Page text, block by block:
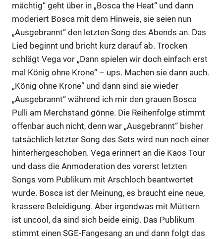
mächtig“ geht über in „Bosca the Heat“ und dann
moderiert Bosca mit dem Hinweis, sie seien nun
„Ausgebrannt“ den letzten Song des Abends an. Das
Lied beginnt und bricht kurz darauf ab. Trocken
schlägt Vega vor „Dann spielen wir doch einfach erst
mal König ohne Krone“ – ups. Machen sie dann auch.
„König ohne Krone“ und dann sind sie wieder
„Ausgebrannt“ während ich mir den grauen Bosca
Pulli am Merchstand gönne. Die Reihenfolge stimmt
offenbar auch nicht, denn war „Ausgebrannt“ bisher
tatsächlich letzter Song des Sets wird nun noch einer
hinterhergeschoben. Vega erinnert an die Kaos Tour
und dass die Anmoderation des vorerst letzten
Songs vom Publikum mit Arschloch beantwortet
wurde. Bosca ist der Meinung, es braucht eine neue,
krassere Beleidigung. Aber irgendwas mit Müttern
ist uncool, da sind sich beide einig. Das Publikum
stimmt einen SGE-Fangesang an und dann folgt das